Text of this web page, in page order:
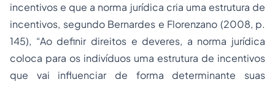
incentivos e que a norma jurídica cria uma estrutura de
incentivos, segundo Bernardes e Florenzano (2008, p.
145), “Ao definir direitos e deveres, a norma jurídica
coloca para os indivíduos uma estrutura de incentivos
que vai influenciar de forma determinante suas